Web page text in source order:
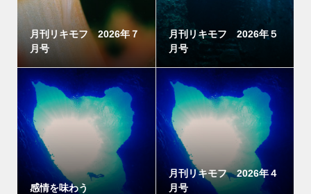
月刊リキモフ 2026年７
月号
月刊リキモフ 2026年５
月号
感情を味わう
月刊リキモフ 2026年４
月号